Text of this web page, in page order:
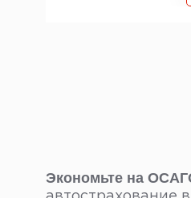
Экономьте на